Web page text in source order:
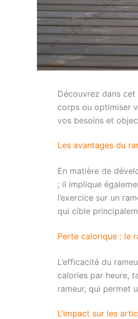
Découvrez dans
corps ou optimiser
vos besoins et
Les avantages du
En matière de
; il implique
l’exercice sur un
qui cible
Perte calorique : le
L’efficacité du
calories par heure,
rameur, qui permet
L’impact sur les